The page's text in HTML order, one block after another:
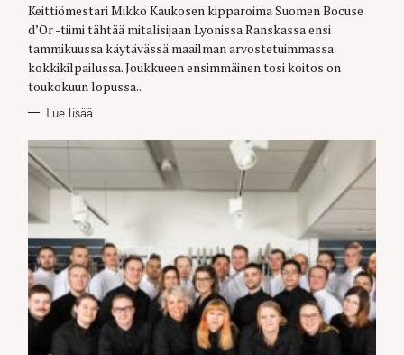
S
Keittiömestari Mikko Kaukosen kipparoima Suomen Bocuse
d’Or -tiimi tähtää mitalisijaan Lyonissa Ranskassa ensi
tammikuussa käytävässä maailman arvostetuimmassa
kokkikilpailussa. Joukkueen ensimmäinen tosi koitos on
toukokuun lopussa..
Lue lisää